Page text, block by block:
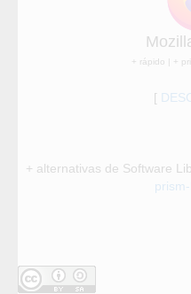
+ rápido | +
[
+ alternativas de Software